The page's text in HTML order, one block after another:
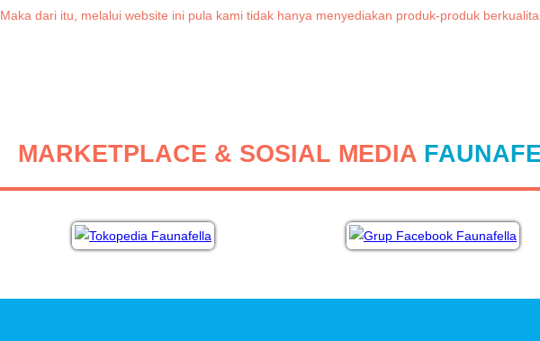
Maka dari itu, melalui website ini pula kami tidak hanya menyediakan produk-produk
MARKETPLACE & SOSIAL MEDIA